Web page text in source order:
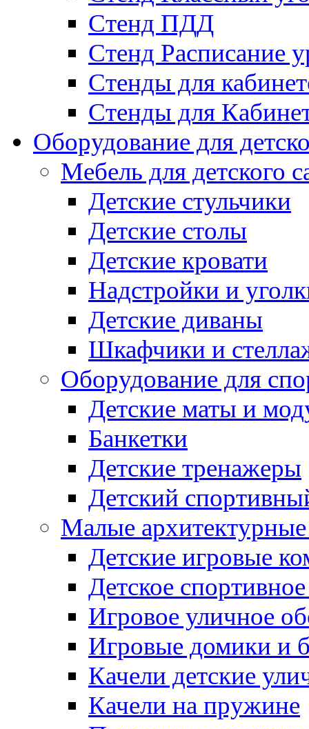
Стенд ПДД
Стенд Расписание
Стенды для
Стенды для
Оборудование для
Мебель для детского
Детские стульчики
Детские столы
Детские кровати
Надстройки и
Детские диваны
Шкафчики и
Оборудование для
Детские маты и
Банкетки
Детские тренажеры
Детский
Малые
Детские игровые
Детское
Игровое уличное
Игровые домики и
Качели детские
Качели на пружине